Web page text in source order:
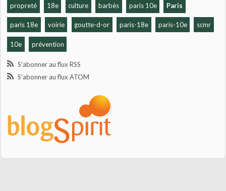
propreté 18e culture barbès paris 10e Paris
paris 18e voirie goutte-d-or paris-18e paris-10e scmr
10e prévention
S'abonner au flux RSS
S'abonner au flux ATOM